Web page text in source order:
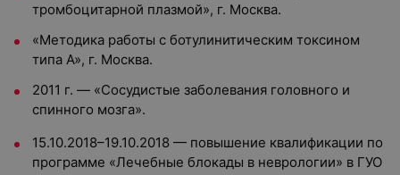
тромбоцитарной плазмой», г. Москва.
«Методика работы с ботулинитическим токсином
типа А», г. Москва.
2011 г. — «Сосудистые заболевания головного и
спинного мозга».
15.10.2018–19.10.2018 — повышение квалификации по
программе «Лечебные блокады в неврологии» в ГУО